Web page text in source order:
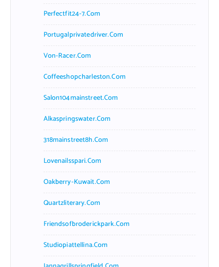
Perfectfit24-7.com
Portugalprivatedriver.com
Von-Racer.com
Coffeeshopcharleston.com
Salon104mainstreet.com
Alkaspringswater.com
318mainstreet8h.com
Lovenailsspari.com
Oakberry-Kuwait.com
Quartzliterary.com
Friendsofbroderickpark.com
Studiopiattellina.com